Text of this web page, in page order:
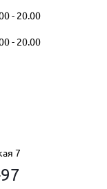
- 20.00
- 20.00
7